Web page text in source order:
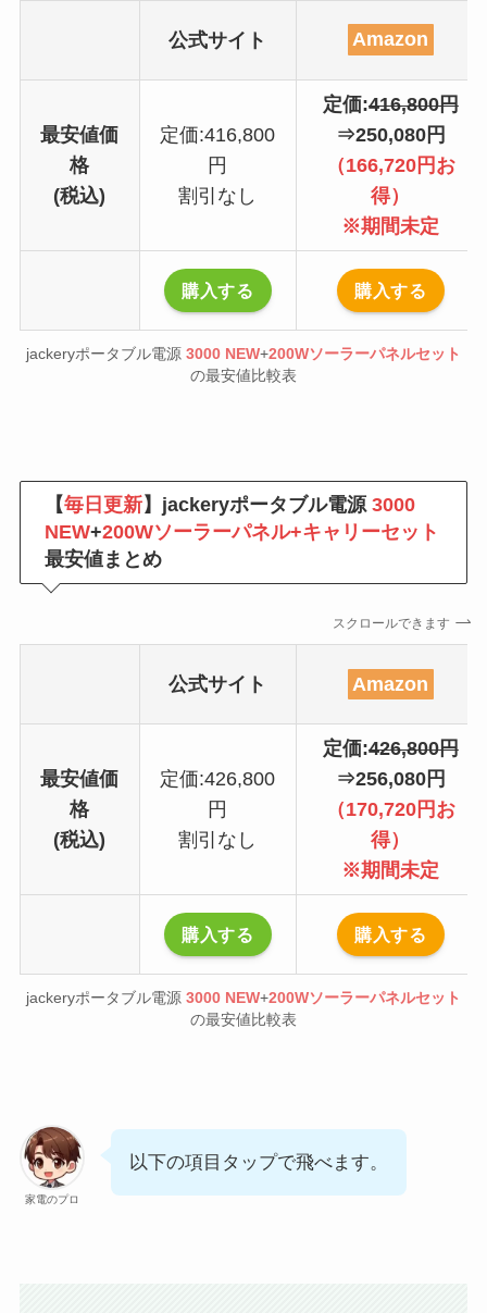
公式サイト Amazon
最安値価
格
(税込)
定価:416,800
円
割引なし
定価:416,800円
⇒250,080円
（166,720円お
得）
※期間未定
購入する 購入する
jackeryポータブル電源 3000 NEW+200Wソーラーパネルセット
の最安値比較表
【毎日更新】jackeryポータブル電源3000
NEW+200Wソーラーパネル+キャリーセット
最安値まとめ
スクロールできます
公式サイト Amazon
最安値価
格
(税込)
定価:426,800
円
割引なし
定価:426,800円
⇒256,080円
（170,720円お
得）
※期間未定
購入する 購入する
jackeryポータブル電源 3000 NEW+200Wソーラーパネルセット
の最安値比較表
家電のプロ
以下の項目タップで飛べます。